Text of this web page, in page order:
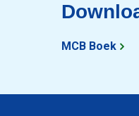
MCB Boek